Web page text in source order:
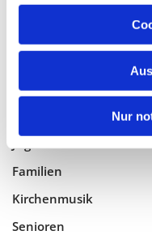
Nur
Geistlicher Raum
Taufe, Kommunion &
Familien
Kirchenmusik
Senioren